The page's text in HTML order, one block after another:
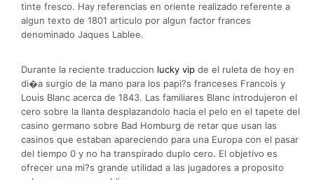
tinte fresco. Hay referencias en oriente realizado referente a
algun texto de 1801 articulo por algun factor frances
denominado Jaques Lablee.
Durante la reciente traduccion lucky vip de el ruleta de hoy en
di�a surgio de la mano para los papi?s franceses Francois y
Louis Blanc acerca de 1843. Las familiares Blanc introdujeron el
cero sobre la llanta desplazandolo hacia el pelo en el tapete del
casino germano sobre Bad Homburg de retar que usan las
casinos que estaban apareciendo para una Europa con el pasar
del tiempo 0 y no ha transpirado duplo cero. El objetivo es
ofrecer una mi?s grande utilidad a las jugadores a proposito